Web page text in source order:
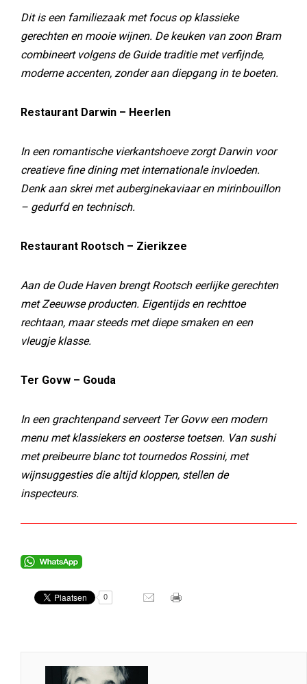
Dit is een familiezaak met focus op klassieke
gerechten en mooie wijnen. De keuken van zoon Bram
combineert volgens de Guide traditie met verfijnde,
moderne accenten, zonder aan diepgang in te boeten.
Restaurant Darwin – Heerlen
In een romantische vierkantshoeve zorgt Darwin voor
creatieve fine dining met internationale invloeden.
Denk aan skrei met auberginekaviaar en mirinbouillon
– gedurfd en technisch.
Restaurant Rootsch – Zierikzee
Aan de Oude Haven brengt Rootsch eerlijke gerechten
met Zeeuwse producten. Eigentijds en rechttoe
rechtaan, maar steeds met diepe smaken en een
vleugje klasse.
Ter Govw – Gouda
In een grachtenpand serveert Ter Govw een modern
menu met klassiekers en oosterse toetsen. Van sushi
met preibeurre blanc tot tournedos Rossini, met
wijnsuggesties die altijd kloppen, stellen de
inspecteurs.
0